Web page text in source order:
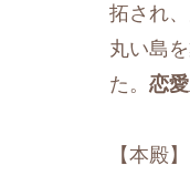
拓され
丸い島
た。 恋
【本殿】